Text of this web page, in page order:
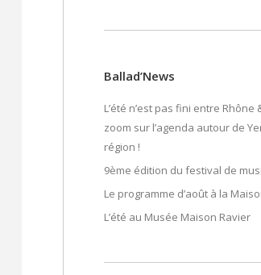
Ballad’News
L’été n’est pas fini entre Rhône
zoom sur l’agenda autour de
région !
9ème édition du festival de
Le programme d’août à la
L’été au Musée Maison Ravier